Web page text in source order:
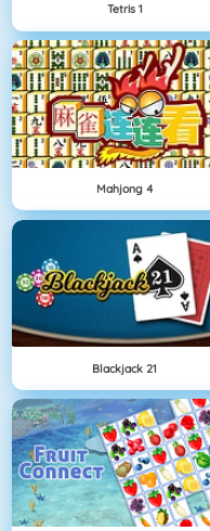
Tetris 1
Mahjong 4
Blackjack 21